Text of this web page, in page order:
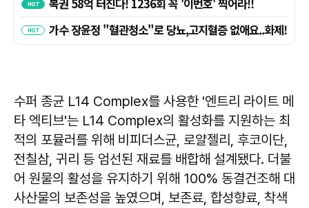
수퍼 종균 L14 Complex를 사용한 '엔트리 라이트 메
타 엑티브'는 L14 Complex의 활성화를 지원하는 최
적의 포뮬러를 위해 비피더스균, 로얄젤리, 후코이단,
전칠삼, 귀리 등 엄선된 재료를 배합해 설계됐다. 더불
어 원물의 활성을 유지하기 위해 100% 동결건조해 대
사산물의 보존성을 높였으며, 보존료, 합성향료, 착색